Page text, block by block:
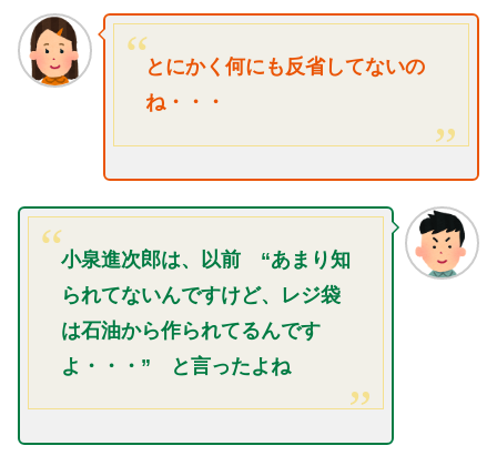
とにかく何にも反省してないの
ね・・・
小泉進次郎は、以前 “あまり知
られてないんですけど、レジ袋
は石油から作られてるんです
よ・・・” と言ったよね